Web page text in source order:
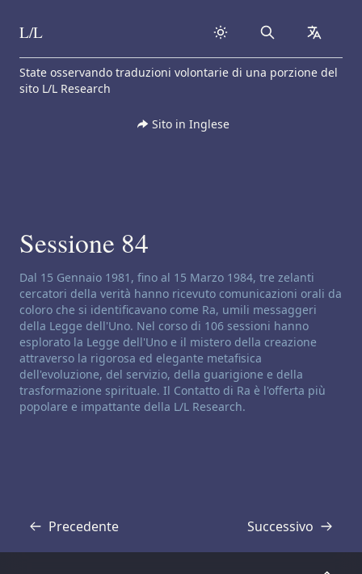
Skip to content
L/L Search
State osservando traduzioni volontarie di una porzione del
sito L/L Research
Sito in Inglese
Sessione 84
Disclaimer di canalizzazione:
Dal 15 Gennaio 1981, fino al 15 Marzo 1984, tre zelanti
cercatori della verità hanno ricevuto comunicazioni orali da
coloro che si identificavano come Ra, umili messaggeri
della Legge dell'Uno. Nel corso di 106 sessioni hanno
esplorato la Legge dell'Uno e il mistero della creazione
attraverso la rigorosa ed elegante metafisica
dell'evoluzione, del servizio, della guarigione e della
trasformazione spirituale. Il Contatto di Ra è l'offerta più
popolare e impattante della L/L Research.
Precedente
Trascrizione Successivo
Trascrizione